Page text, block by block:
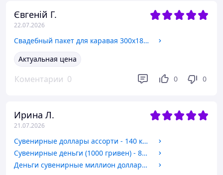
Євгеній Г.
22.07.2026
Свадебный пакет для каравая 300х180х30 мм (арт. С-0050)
Актуальная цена
Коментарии 0 0 0
Ирина Л.
21.07.2026
Сувенирные доллары ассорти - 140 купюр в пачке
Сувенирные деньги (1000 гривен) - 80 шт
Деньги сувенирные миллион долларов (пачка 80 шт)